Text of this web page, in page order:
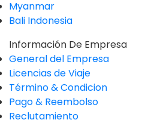
Myanmar
Bali Indonesia
Información De Empresa
General del Empresa
Licencias de Viaje
Término & Condicion
Pago & Reembolso
Reclutamiento